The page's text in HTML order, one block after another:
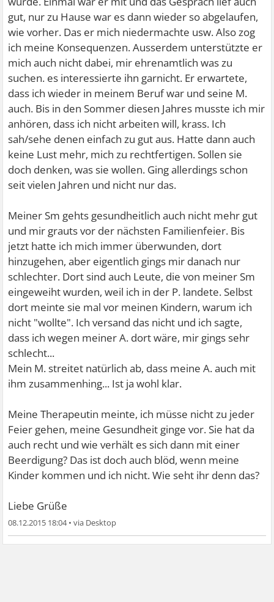
gut, nur zu Hause war es dann wieder so abgelaufen,
wie vorher. Das er mich niedermachte usw. Also zog
ich meine Konsequenzen. Ausserdem unterstützte er
mich auch nicht dabei, mir ehrenamtlich was zu
suchen. es interessierte ihn garnicht. Er erwartete,
dass ich wieder in meinem Beruf war und seine M.
auch. Bis in den Sommer diesen Jahres musste ich mir
anhören, dass ich nicht arbeiten will, krass. Ich
sah/sehe denen einfach zu gut aus. Hatte dann auch
keine Lust mehr, mich zu rechtfertigen. Sollen sie
doch denken, was sie wollen. Ging allerdings schon
seit vielen Jahren und nicht nur das.
Meiner Sm gehts gesundheitlich auch nicht mehr gut
und mir grauts vor der nächsten Familienfeier. Bis
jetzt hatte ich mich immer überwunden, dort
hinzugehen, aber eigentlich gings mir danach nur
schlechter. Dort sind auch Leute, die von meiner Sm
eingeweiht wurden, weil ich in der P. landete. Selbst
dort meinte sie mal vor meinen Kindern, warum ich
nicht "wollte". Ich versand das nicht und ich sagte,
dass ich wegen meiner A. dort wäre, mir gings sehr
schlecht...
Mein M. streitet natürlich ab, dass meine A. auch mit
ihm zusammenhing... Ist ja wohl klar.
Meine Therapeutin meinte, ich müsse nicht zu jeder
Feier gehen, meine Gesundheit ginge vor. Sie hat da
auch recht und wie verhält es sich dann mit einer
Beerdigung? Das ist doch auch blöd, wenn meine
Kinder kommen und ich nicht. Wie seht ihr denn das?
Liebe Grüße
08.12.2015 18:04•